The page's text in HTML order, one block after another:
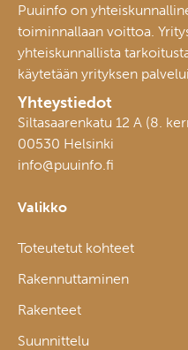
Puuinfo on
toiminnallaan voittoa.
yhteiskunnallista
käytetään yrityksen
Yhteystiedot
Siltasaarenkatu 12 A (8.
00530 Helsinki
info@puuinfo.fi
Valikko
Toteutetut kohteet
Rakennuttaminen
Rakenteet
Suunnittelu